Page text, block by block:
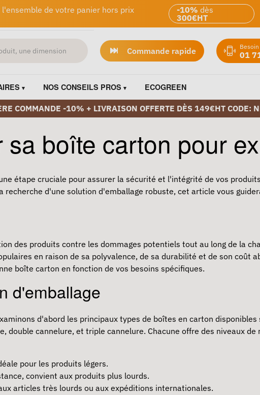
de votre panier hors prix
-10% dès
300€HT
Commande rapide 01
NOS CONSEILS PROS ECOGREEN
COMMANDE -10% + LIVRAISON OFFERTE DÈS 149€HT CODE:
boîte carton pour
étape cruciale pour assurer la sécurité et l'intégrité de vos
d'une solution d'emballage robuste, cet article vous
des produits contre les dommages potentiels tout au long de la
en raison de sa polyvalence, de sa durabilité et de son coût
boîte carton en fonction de vos besoins spécifiques.
d'emballage
d'abord les principaux types de boîtes en carton
double cannelure, et triple cannelure. Chacune offre des niveaux
pour les produits légers.
convient aux produits plus lourds.
articles très lourds ou aux expéditions internationales.